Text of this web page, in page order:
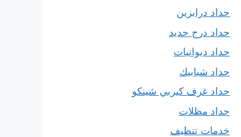
حداد درابزين
حداد درج حديد
حداد ديوانيات
حداد شبابيك
حداد غرف كيربي شينكو
حداد مظلات
خدمات تنظيف